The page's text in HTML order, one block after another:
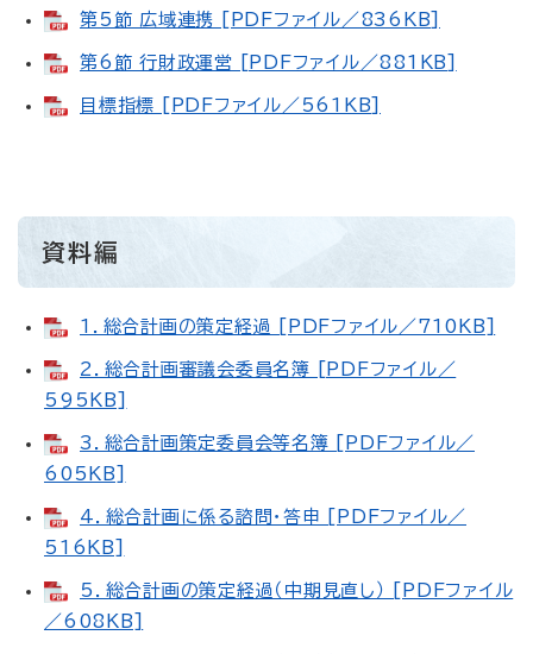
第5節 広域連携 [PDFファイル／836KB]
第6節 行財政運営 [PDFファイル／881KB]
目標指標 [PDFファイル／561KB]
資料編
1．総合計画の策定経過 [PDFファイル／710KB]
2．総合計画審議会委員名簿 [PDFファイル／
595KB]
3．総合計画策定委員会等名簿 [PDFファイル／
605KB]
4．総合計画に係る諮問・答申 [PDFファイル／
516KB]
5．総合計画の策定経過（中期見直し） [PDFファイル
／608KB]